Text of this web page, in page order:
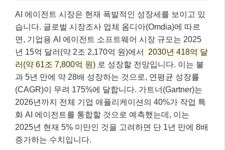
AI 에이전트 시장은 현재 폭발적인 성장세를 보이고 있
습니다. 글로벌 시장조사 업체 옴디아(Omdia)에 따르
면, 기업용 AI 에이전트 소프트웨어 시장 규모는 2025
년 15억 달러(약 2조 2,170억 원)에서
2030년 418억 달
러(약 61조 7,800억 원) 로 성장할 전망입니다. 이는 불
과 5년 만에 약 28배 성장하는 것으로, 연평균 성장률
(CAGR)이 무려 175%에 달합니다. 가트너(Gartner)는
2026년까지 전체 기업 애플리케이션의 40%가 작업 특
화 AI 에이전트를 통합할 것으로 예측했는데, 이는
2025년 현재 5% 미만인 것을 고려하면 단 1년 만에 8배
증가하는 수치입니다.